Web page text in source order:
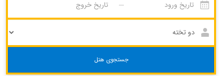
جستجوی هتل